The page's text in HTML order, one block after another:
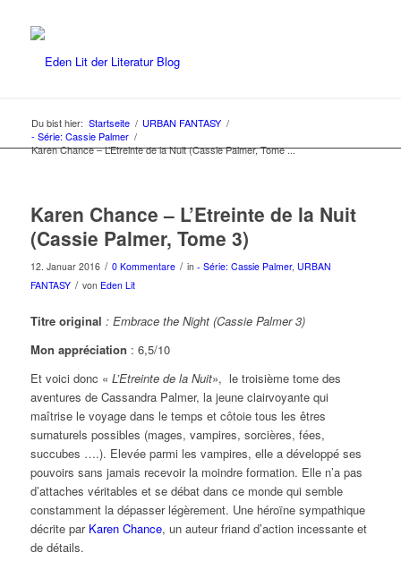
Du bist hier: Startseite / URBAN FANTASY /
- Série: Cassie Palmer /
Karen Chance – L’Etreinte de la Nuit (Cassie Palmer, Tome ...
Karen Chance – L’Etreinte de la Nuit
(Cassie Palmer, Tome 3)
12. Januar 2016 / 0 Kommentare / in - Série: Cassie Palmer, URBAN
FANTASY / von Eden Lit
Titre original : Embrace the Night (Cassie Palmer 3)
Mon appréciation : 6,5/10
Et voici donc « L’Etreinte de la Nuit», le troisième tome des
aventures de Cassandra Palmer, la jeune clairvoyante qui
maîtrise le voyage dans le temps et côtoie tous les êtres
surnaturels possibles (mages, vampires, sorcières, fées,
succubes ….). Elevée parmi les vampires, elle a développé ses
pouvoirs sans jamais recevoir la moindre formation. Elle n’a pas
d’attaches véritables et se débat dans ce monde qui semble
constamment la dépasser légèrement. Une héroïne sympathique
décrite par Karen Chance, un auteur friand d’action incessante et
de détails.